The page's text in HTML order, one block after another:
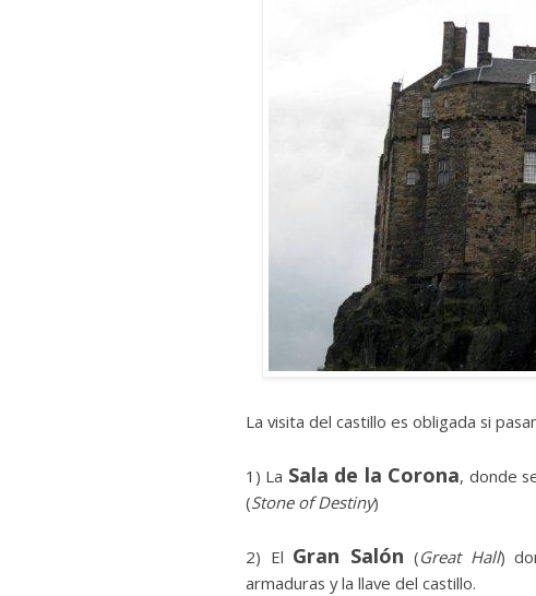
La visita del castillo es obligada si
1) La Sala de la Corona, donde
(Stone of Destiny)
2) El Gran Salón (Great Hall)
armaduras y la llave del castillo.